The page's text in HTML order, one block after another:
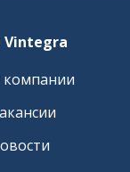
Vintegra